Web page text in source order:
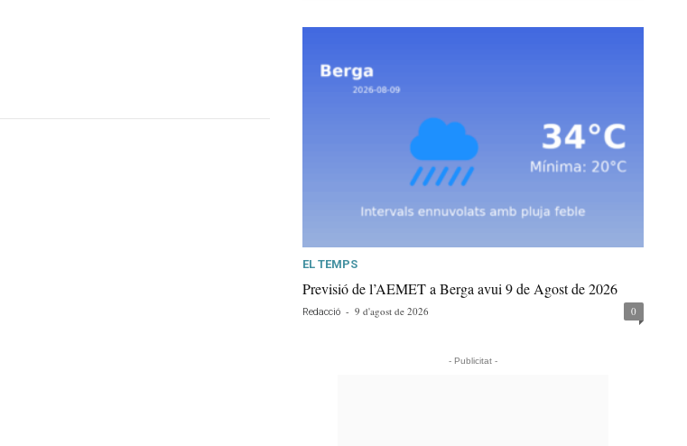
EL TEMPS
Previsió de l’AEMET a Berga avui 9 de Agost de 2026
Redacció - 9 d'agost de 2026 0
- Publicitat -